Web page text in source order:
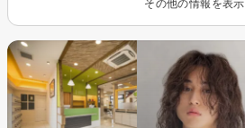
その他の情報を表示